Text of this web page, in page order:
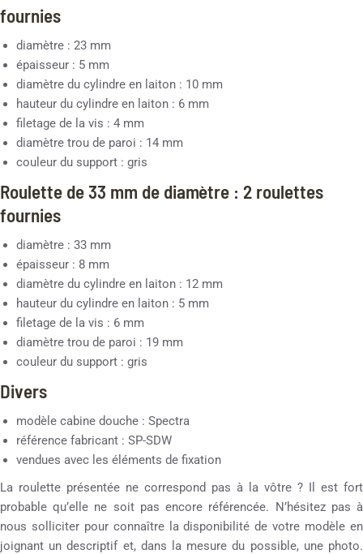
fournies
diamètre : 23 mm
épaisseur : 5 mm
diamètre du cylindre en laiton : 10 mm
hauteur du cylindre en laiton : 6 mm
filetage de la vis : 4 mm
diamètre trou de paroi : 14 mm
couleur du support : gris
Roulette de 33 mm de diamètre : 2 roulettes
fournies
diamètre : 33 mm
épaisseur : 8 mm
diamètre du cylindre en laiton : 12 mm
hauteur du cylindre en laiton : 5 mm
filetage de la vis : 6 mm
diamètre trou de paroi : 19 mm
couleur du support : gris
Divers
modèle cabine douche : Spectra
référence fabricant : SP-SDW
vendues avec les éléments de fixation
La roulette présentée ne correspond pas à la vôtre ? Il est fort
probable qu’elle ne soit pas encore référencée. N’hésitez pas à
nous solliciter pour connaître la disponibilité de votre modèle en
joignant un descriptif et, dans la mesure du possible, une photo.